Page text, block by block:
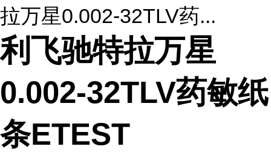
拉万星0.002-32TLV药...
利飞驰特拉万星
0.002-32TLV药敏纸
条ETEST